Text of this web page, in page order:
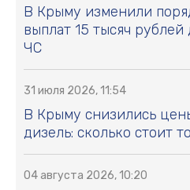
В Крыму изменили
выплат 15 тысяч
ЧС
31 июля 2026, 11:54
В Крыму снизились
дизель: сколько стоит
04 августа 2026, 10:20